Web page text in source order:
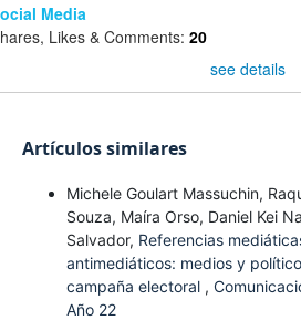
Media
Likes & Comments: 20
see details
Artículos similares
Michele Goulart Massuchin,
Souza, Maíra Orso, Daniel Kei
Salvador, Referencias
antimediáticos: medios y
campaña electoral ,
Año 22